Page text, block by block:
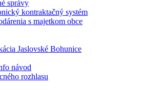
správy
kontraktačný systém
s majetkom obce
Jaslovské Bohunice
návod
rozhlasu